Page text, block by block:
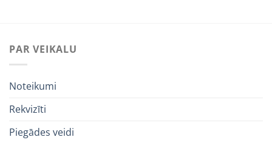
PAR VEIKALU
Noteikumi
Rekvizīti
Piegādes veidi